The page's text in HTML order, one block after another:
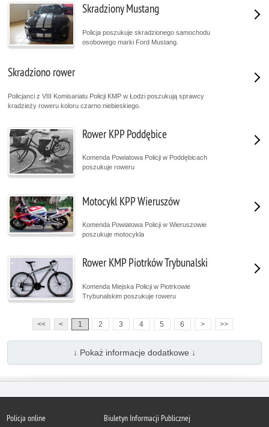
Skradziony Mustang
Policja poszukuje skradzionego samochodu
osobowego marki Ford Mustang.
Skradziono rower
Policjanci z VIII Komisariatu Policji KMP w Łodzi poszukują sprawcy
kradzieży roweru koloru czarno niebieskiego.
Rower KPP Poddębice
Komenda Powiatowa Policji w Poddębicach
poszukuje roweru
Motocykl KPP Wieruszów
Komenda Powiatowa Policji w Wieruszowie
poszukuje motocykla
Rower KMP Piotrków Trybunalski
Komenda Miejska Policji w Piotrkowie
Trybunalskim poszukuje roweru
<< < 1 2 3 4 5 6 > >>
↓ Pokaż informacje dodatkowe ↓
Policja online Biuletyn Informacji Publicznej